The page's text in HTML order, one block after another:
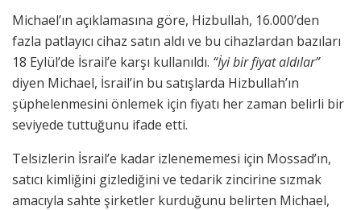
Michael’ın açıklamasına göre, Hizbullah, 16.000’den
fazla patlayıcı cihaz satın aldı ve bu cihazlardan bazıları
18 Eylül’de İsrail’e karşı kullanıldı. “İyi bir fiyat aldılar”
diyen Michael, İsrail’in bu satışlarda Hizbullah’ın
şüphelenmesini önlemek için fiyatı her zaman belirli bir
seviyede tuttuğunu ifade etti.
Telsizlerin İsrail’e kadar izlenememesi için Mossad’ın,
satıcı kimliğini gizlediğini ve tedarik zincirine sızmak
amacıyla sahte şirketler kurduğunu belirten Michael,